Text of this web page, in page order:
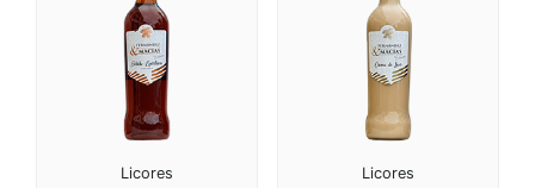
Licores Licores